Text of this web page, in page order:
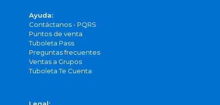
Ayuda:
Contáctanos - PQRS
Puntos de venta
Tuboleta Pass
Preguntas frecuentes
Ventas a Grupos
Tuboleta Te Cuenta